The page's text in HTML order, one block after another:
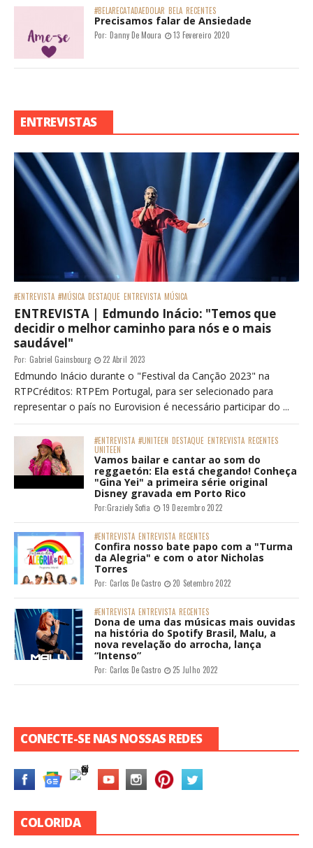
#BELARECATADAEDOLAR BELA RECENTES
Precisamos falar de Ansiedade
Por: Danny De Moura 13 Fevereiro 2020
ENTREVISTAS
#ENTREVISTA #MÚSICA DESTAQUE ENTREVISTA MÚSICA
ENTREVISTA | Edmundo Inácio: "Temos que
decidir o melhor caminho para nós e o mais
saudável"
Por: Gabriel Gainsbourg 22 Abril 2023
Edmundo Inácio durante o "Festival da Canção 2023" na
RTPCréditos: RTPEm Portugal, para ser selecionado para
representar o país no Eurovision é necessário participar do ...
#ENTREVISTA #UNITEEN DESTAQUE ENTREVISTA RECENTES
UNITEEN
Vamos bailar e cantar ao som do
reggaetón: Ela está chegando! Conheça
"Gina Yei" a primeira série original
Disney gravada em Porto Rico
Por:Graziely Sofia 19 Dezembro 2022
#ENTREVISTA ENTREVISTA RECENTES
Confira nosso bate papo com a "Turma
da Alegria" e com o ator Nicholas
Torres
Por: Carlos De Castro 20 Setembro 2022
#ENTREVISTA ENTREVISTA RECENTES
Dona de uma das músicas mais ouvidas
na história do Spotify Brasil, Malu, a
nova revelação do arrocha, lança
“Intenso”
Por: Carlos De Castro 25 Julho 2022
CONECTE-SE NAS NOSSAS REDES
COLORIDA